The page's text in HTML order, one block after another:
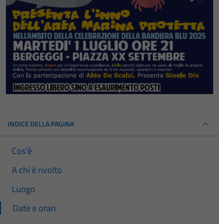
INDICE DELLA PAGINA
Cos'è
A chi è rivolto
Luogo
Date e orari